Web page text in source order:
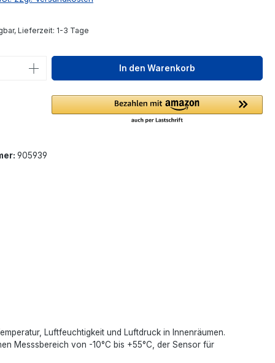
Lieferzeit: 1-3 Tage
Anzahl: Gib den gewünschten Wert
In den Warenkorb
905939
Luftfeuchtigkeit und Luftdruck in Innenräumen.
Messsbereich von -10°C bis +55°C, der Sensor für